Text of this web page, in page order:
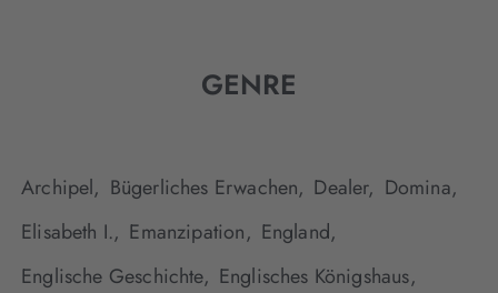
GENRE
Archipel, Bügerliches Erwachen, Dealer, Domina,
Elisabeth I., Emanzipation, England,
Englische Geschichte, Englisches Königshaus,